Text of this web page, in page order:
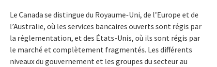
Le Canada se distingue du Royaume-Uni, de l’Europe et de
l’Australie, où les services bancaires ouverts sont régis par
la réglementation, et des États-Unis, où ils sont régis par
le marché et complètement fragmentés. Les différents
niveaux du gouvernement et les groupes du secteur au